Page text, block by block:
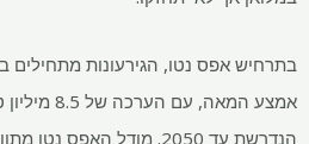
הנדרשת עד 2050. מודל